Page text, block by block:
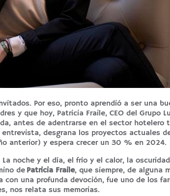
Por eso, pronto aprendió a ser una
y que hoy, Patricia Fraile, CEO del Grupo
antes de adentrarse en el sector hotelero
desgrana los proyectos actuales
anterior) y espera crecer un 30 % en 2024.
noche y el día, el frío y el calor, la
de Patricia Fraile, que siempre, de alguna
una profunda devoción, fue uno de los
nos relata sus memorias.